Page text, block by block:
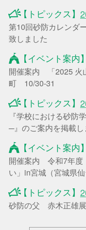
【トピックス】
第10回砂防カレンダ
致しました
【イベント案内】
開催案内 「2025 火
町 10/30-31
【トピックス】
『学校における砂防
─』のご案内を掲載し
【イベント案内】
開催案内 令和7年度
い」in宮城（宮城県
【トピックス】
砂防の父 赤木正雄